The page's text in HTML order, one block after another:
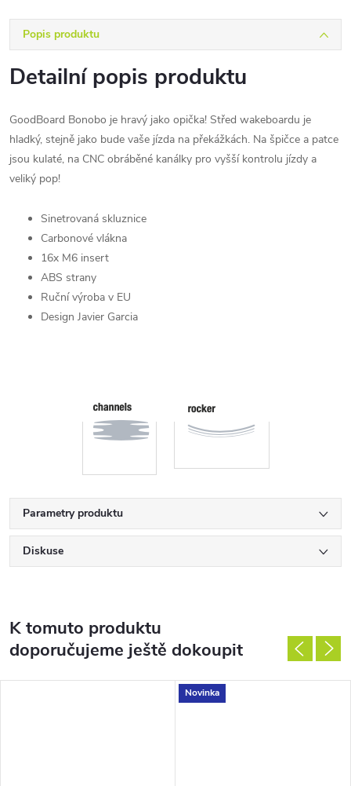
Popis produktu
Detailní popis produktu
GoodBoard Bonobo je hravý jako opička! Střed wakeboardu je
hladký, stejně jako bude vaše jízda na překážkách. Na špičce a patce
jsou kulaté, na CNC obráběné kanálky pro vyšší kontrolu jízdy a
veliký pop!
Sinetrovaná skluznice
Carbonové vlákna
16x M6 insert
ABS strany
Ruční výroba v EU
Design Javier Garcia
Parametry produktu
Diskuse
K tomuto produktu
doporučujeme ještě dokoupit
Novinka